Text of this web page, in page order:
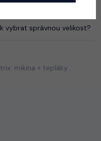
vybrat správnou velikost?
mikina + tepláky.